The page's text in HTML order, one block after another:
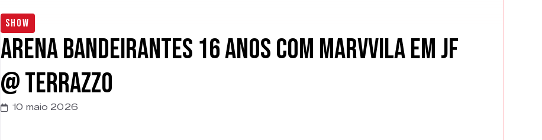
Show
Arena Bandeirantes 16 anos com Marvvila em JF
@ Terrazzo
10 maio 2026